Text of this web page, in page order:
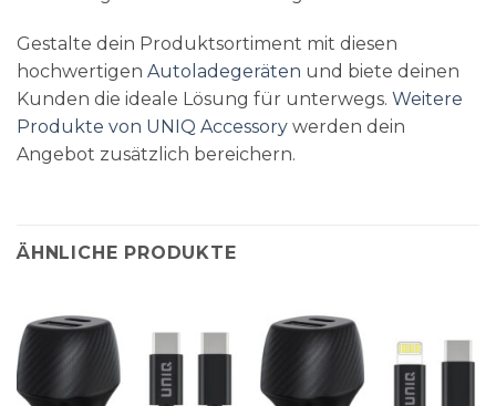
Gestalte dein Produktsortiment mit diesen
hochwertigen Autoladegeräten und biete deinen
Kunden die ideale Lösung für unterwegs. Weitere
Produkte von UNIQ Accessory werden dein
Angebot zusätzlich bereichern.
ÄHNLICHE PRODUKTE